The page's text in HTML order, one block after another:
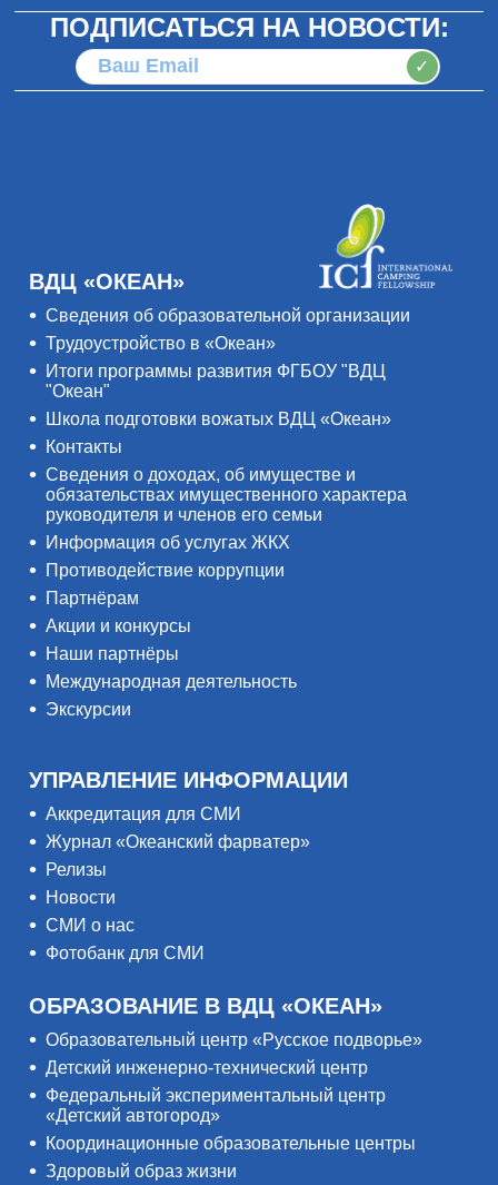
ПОДПИСАТЬСЯ НА НОВОСТИ:
✓
ВДЦ «ОКЕАН»
Сведения об образовательной организации
Трудоустройство в «Океан»
Итоги программы развития ФГБОУ "ВДЦ
"Океан"
Школа подготовки вожатых ВДЦ «Океан»
Контакты
Сведения о доходах, об имуществе и
обязательствах имущественного характера
руководителя и членов его семьи
Информация об услугах ЖКХ
Противодействие коррупции
Партнёрам
Акции и конкурсы
Наши партнёры
Международная деятельность
Экскурсии
УПРАВЛЕНИЕ ИНФОРМАЦИИ
Аккредитация для СМИ
Журнал «Океанский фарватер»
Релизы
Новости
СМИ о нас
Фотобанк для СМИ
ОБРАЗОВАНИЕ В ВДЦ «ОКЕАН»
Образовательный центр «Русское подворье»
Детский инженерно-технический центр
Федеральный экспериментальный центр
«Детский автогород»
Координационные образовательные центры
Здоровый образ жизни